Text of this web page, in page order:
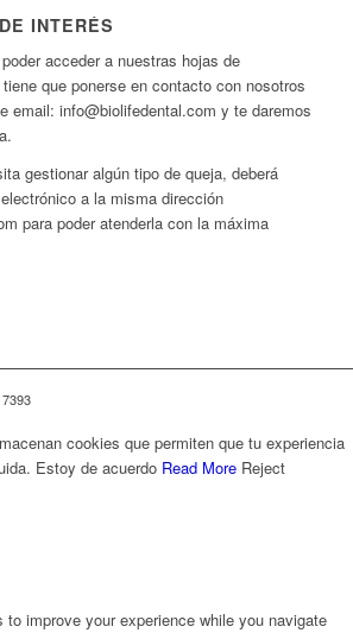
INTERÉS
acceder a nuestras hojas de
que ponerse en contacto con nosotros
email: info@biolifedental.com y te daremos
gestionar algún tipo de queja, deberá
a la misma dirección
para poder atenderla con la máxima
cookies que permiten que tu experiencia
Estoy de acuerdo Read More Reject
improve your experience while you navigate